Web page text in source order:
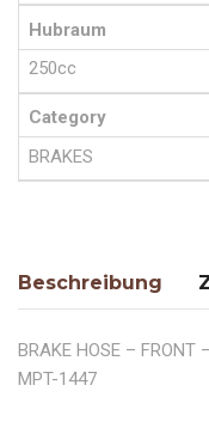
Hubraum
250cc
Category
BRAKES
Beschreibung
BRAKE HOSE – FRONT
MPT-1447